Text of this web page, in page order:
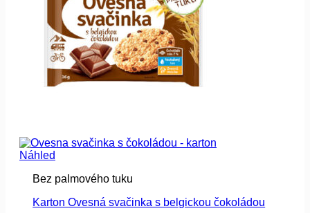
Náhled
Bez palmového tuku
Karton Ovesná svačinka s belgickou čokoládou